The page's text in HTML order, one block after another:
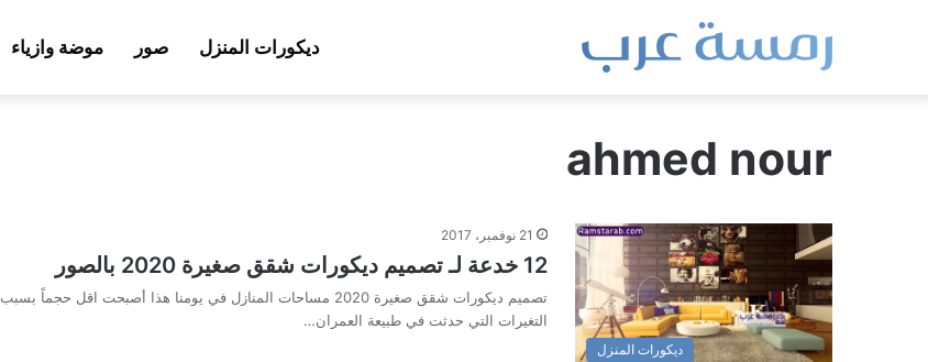
ديكورات المنزل صور موضة وازياء
ahmed nour
ديكورات المنزل
21 نوفمبر، 2017
12 خدعة لـ تصميم ديكورات شقق صغيرة 2020 بالصور
تصميم ديكورات شقق صغيرة 2020 مساحات المنازل في يومنا هذا أصبحت اقل حجماً بسبب
التغيرات التي حدثت في طبيعة العمران…